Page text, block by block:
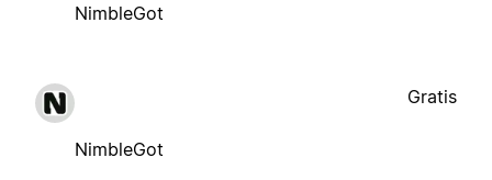
NimbleGot
NimbleGot
Gratis